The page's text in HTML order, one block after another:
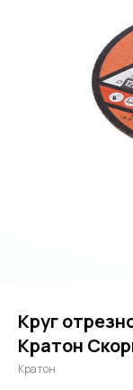
Круг
Кратон
Кратон